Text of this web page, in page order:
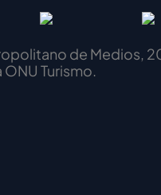
de Medios,
Turismo.